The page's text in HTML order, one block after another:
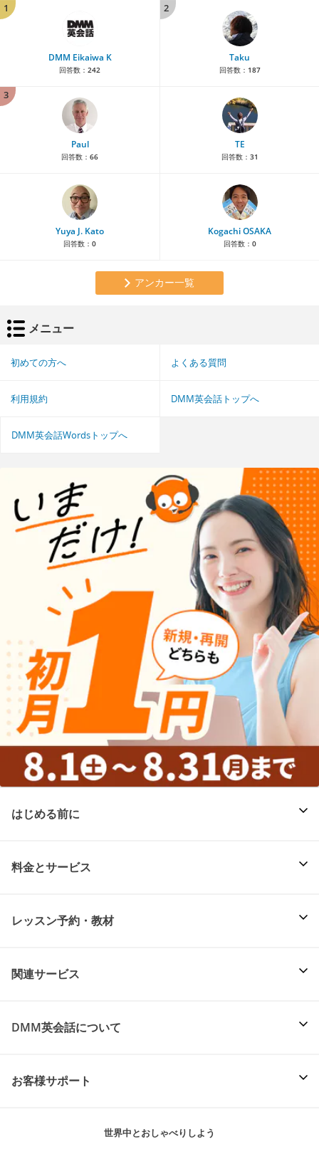
1
DMM Eikaiwa K
回答数： 242
2
Taku
回答数： 187
3
Paul
回答数： 66
TE
回答数： 31
Yuya J. Kato
回答数： 0
Kogachi OSAKA
回答数： 0
アンカー一覧
メニュー
初めての方へ よくある質問
利用規約 DMM英会話トップへ
DMM英会話Wordsトップへ
はじめる前に
料金とサービス
レッスン予約・教材
関連サービス
DMM英会話について
お客様サポート
世界中とおしゃべりしよう